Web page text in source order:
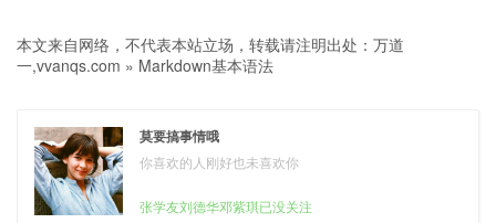
本文来自网络，不代表本站立场，转载请注明出处： 万道
一,vvanqs.com » Markdown基本语法
莫要搞事情哦
你喜欢的人刚好也未喜欢你
张学友刘德华邓紫琪已没关注